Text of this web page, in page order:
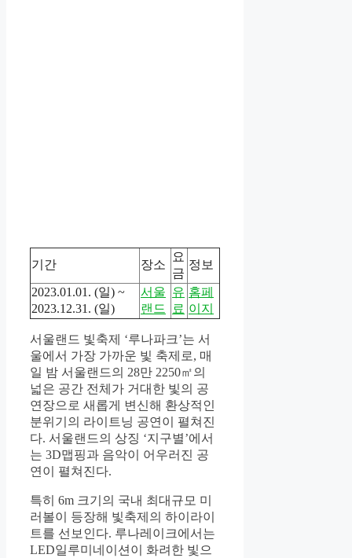
기간 장소
요
금
정보
2023.01.01. (일) ~
2023.12.31. (일)
서울
랜드
유
료
홈페
이지
서울랜드 빛축제 ‘루나파크’는 서
울에서 가장 가까운 빛 축제로, 매
일 밤 서울랜드의 28만 2250㎡의
넓은 공간 전체가 거대한 빛의 공
연장으로 새롭게 변신해 환상적인
분위기의 라이트닝 공연이 펼쳐진
다. 서울랜드의 상징 ‘지구별’에서
는 3D맵핑과 음악이 어우러진 공
연이 펼쳐진다.
특히 6m 크기의 국내 최대규모 미
러볼이 등장해 빛축제의 하이라이
트를 선보인다. 루나레이크에서는
LED일루미네이션이 화려한 빛으